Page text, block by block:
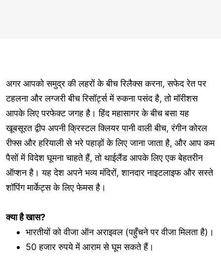
अगर आपको समुद्र की लहरों के बीच रिलैक्स करना, सफेद रेत पर
टहलना और लग्जरी बीच रिसॉर्ट्स में रुकना पसंद है, तो मॉरीशस
आपके लिए परफेक्ट जगह है। हिंद महासागर के बीच बसा यह
खूबसूरत द्वीप अपनी क्रिस्टल क्लियर पानी वाली बीच, रंगीन कोरल
रीफ्स और हरियाली से भरे पहाड़ों के लिए जाना जाता है, और आप कम
पैसों में विदेश घूमना चाहते हैं, तो थाईलैंड आपके लिए एक बेहतरीन
ऑप्शन है। यह देश अपने भव्य मंदिरों, शानदार नाइटलाइफ और सस्ते
शॉपिंग मार्केट्स के लिए फेमस है।
क्या है खास?
भारतीयों को वीजा ऑन अराइवल (पहुँचने पर वीजा मिलता है)।
50 हजार रुपये में आराम से घूम सकते हैं।